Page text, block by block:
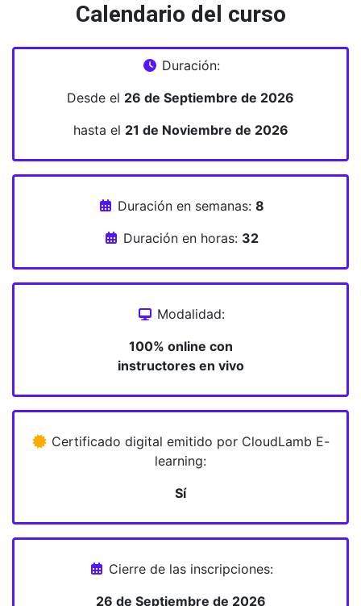
Calendario del curso
Duración:
Desde el 26 de Septiembre de 2026
hasta el 21 de Noviembre de 2026
Duración en semanas: 8
Duración en horas: 32
Modalidad:
100% online con
instructores en vivo
Certificado digital emitido por CloudLamb E-
learning:
Sí
Cierre de las inscripciones:
26 de Septiembre de 2026